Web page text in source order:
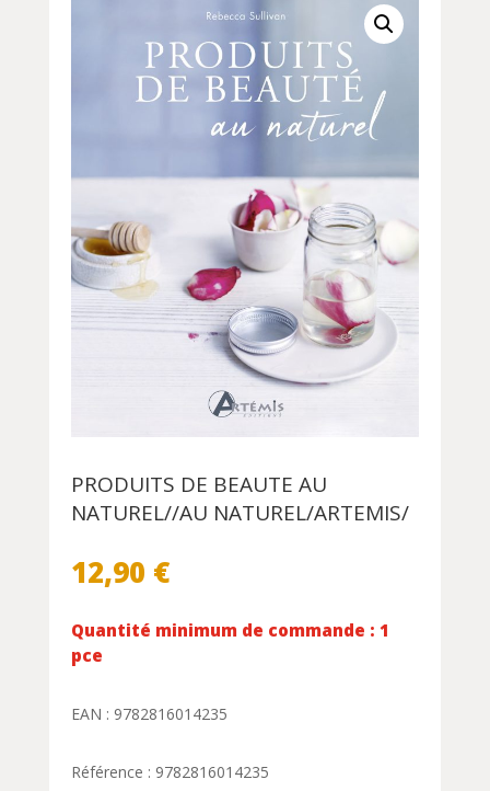
PRODUITS DE BEAUTE AU
NATUREL//AU NATUREL/ARTEMIS/
12,90 €
Quantité minimum de commande : 1
pce
EAN : 9782816014235
Référence : 9782816014235